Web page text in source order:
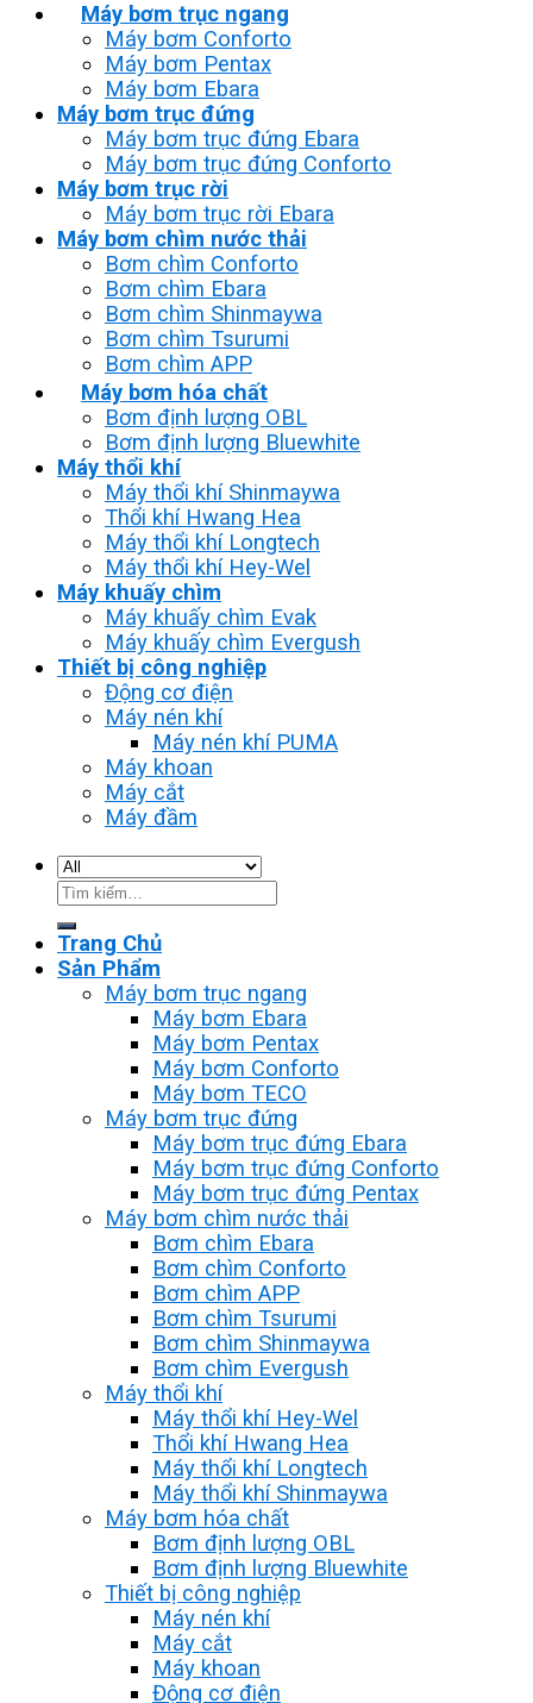
Máy bơm trục ngang
Máy bơm Conforto
Máy bơm Pentax
Máy bơm Ebara
Máy bơm trục đứng
Máy bơm trục đứng Ebara
Máy bơm trục đứng Conforto
Máy bơm trục rời
Máy bơm trục rời Ebara
Máy bơm chìm nước thải
Bơm chìm Conforto
Bơm chìm Ebara
Bơm chìm Shinmaywa
Bơm chìm Tsurumi
Bơm chìm APP
Máy bơm hóa chất
Bơm định lượng OBL
Bơm định lượng Bluewhite
Máy thổi khí
Máy thổi khí Shinmaywa
Thổi khí Hwang Hea
Máy thổi khí Longtech
Máy thổi khí Hey-Wel
Máy khuấy chìm
Máy khuấy chìm Evak
Máy khuấy chìm Evergush
Thiết bị công nghiệp
Động cơ điện
Máy nén khí
Máy nén khí PUMA
Máy khoan
Máy cắt
Máy đầm
Tìm
kiếm:
Trang Chủ
Sản Phẩm
Máy bơm trục ngang
Máy bơm Ebara
Máy bơm Pentax
Máy bơm Conforto
Máy bơm TECO
Máy bơm trục đứng
Máy bơm trục đứng Ebara
Máy bơm trục đứng Conforto
Máy bơm trục đứng Pentax
Máy bơm chìm nước thải
Bơm chìm Ebara
Bơm chìm Conforto
Bơm chìm APP
Bơm chìm Tsurumi
Bơm chìm Shinmaywa
Bơm chìm Evergush
Máy thổi khí
Máy thổi khí Hey-Wel
Thổi khí Hwang Hea
Máy thổi khí Longtech
Máy thổi khí Shinmaywa
Máy bơm hóa chất
Bơm định lượng OBL
Bơm định lượng Bluewhite
Thiết bị công nghiệp
Máy nén khí
Máy cắt
Máy khoan
Động cơ điện